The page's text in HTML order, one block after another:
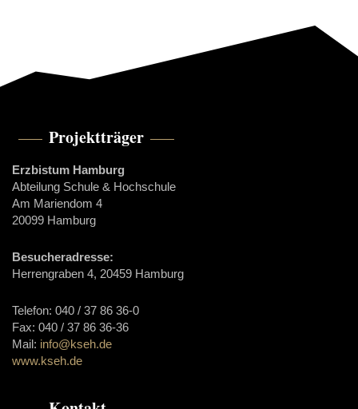
Projektträger
Erzbistum Hamburg
Abteilung Schule & Hochschule
Am Mariendom 4
20099 Hamburg
Besucheradresse:
Herrengraben 4, 20459 Hamburg
Telefon: 040 / 37 86 36-0
Fax: 040 / 37 86 36-36
Mail: info@kseh.de
www.kseh.de